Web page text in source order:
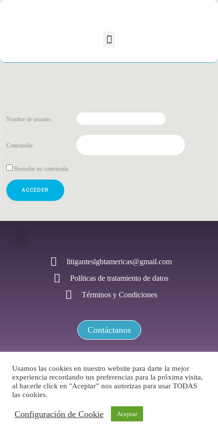
Nombre de usuario:
Contraseña:
Recordar mi contraseña
ACCEDER
litiganteslgbtamericas@gmail.com
Políticas de tratamiento de datos
Términos y Condiciones
Contáctanos
Red de Litigantes LGBTI+ de las Américas / Todos los derechos
reservados
@2024
Usamos las cookies en nuestro website para darte la mejor
experiencia recordando tus preferencias para la próxima visita,
al hacerle click en "Aceptar” nos autorizas para usar TODAS
las cookies.
Configuración de Cookie Aceptar